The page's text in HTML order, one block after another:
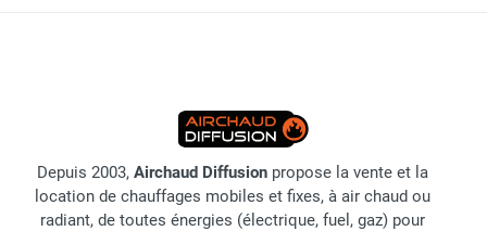
Depuis 2003, Airchaud Diffusion propose la vente et la
location de chauffages mobiles et fixes, à air chaud ou
radiant, de toutes énergies (électrique, fuel, gaz) pour